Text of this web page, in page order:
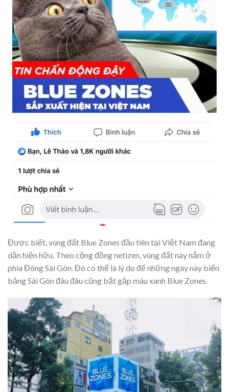
Được biết, vùng đất Blue Zones đầu tiên tại Việt Nam đang
dần hiện hữu. Theo cộng đồng netizen, vùng đất này nằm ở
phía Đông Sài Gòn. Đó có thể là lý do để những ngày này biển
bảng Sài Gòn đâu đâu cũng bắt gặp màu xanh Blue Zones.